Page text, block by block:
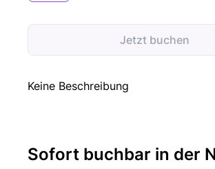
Jetzt buchen
Keine Beschreibung
Sofort buchbar in der